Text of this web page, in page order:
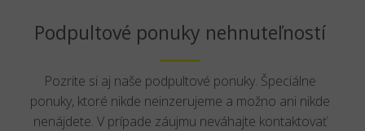
Podpultové ponuky nehnuteľností
Pozrite si aj naše podpultové ponuky. Špeciálne
ponuky, ktoré nikde neinzerujeme a možno ani nikde
nenájdete. V prípade záujmu neváhajte kontaktovať